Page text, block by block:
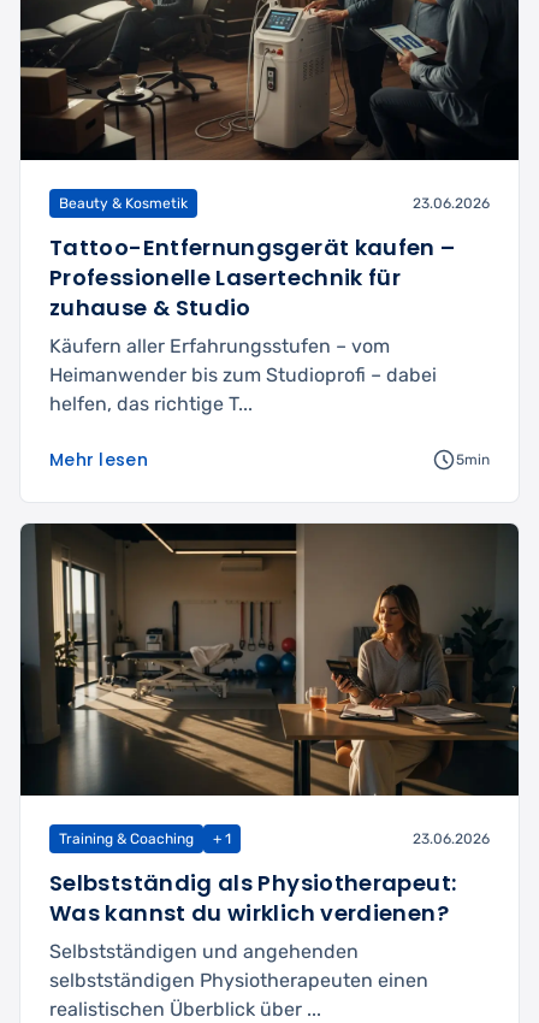
Beauty & Kosmetik 23.06.2026
Tattoo-Entfernungsgerät kaufen –
Professionelle Lasertechnik für
zuhause & Studio
Käufern aller Erfahrungsstufen – vom
Heimanwender bis zum Studioprofi – dabei
helfen, das richtige T...
Mehr lesen 5min
Training & Coaching + 1 23.06.2026
Selbstständig als Physiotherapeut:
Was kannst du wirklich verdienen?
Selbstständigen und angehenden
selbstständigen Physiotherapeuten einen
realistischen Überblick über ...